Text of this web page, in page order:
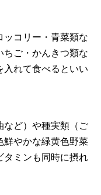
ッコリー・青菜類な
ちご・かんきつ類な
入れて食べるといい
など）や種実類（ご
鮮やかな緑黄色野菜
タミンも同時に摂れ